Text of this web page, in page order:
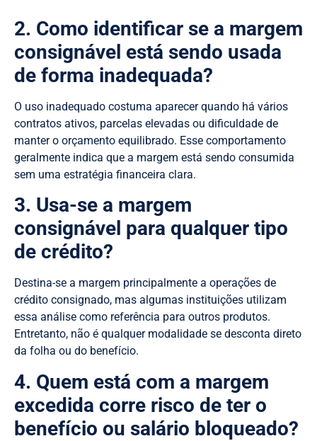
2. Como identificar se a margem
consignável está sendo usada
de forma inadequada?
O uso inadequado costuma aparecer quando há vários
contratos ativos, parcelas elevadas ou dificuldade de
manter o orçamento equilibrado. Esse comportamento
geralmente indica que a margem está sendo consumida
sem uma estratégia financeira clara.
3. Usa-se a margem
consignável para qualquer tipo
de crédito?
Destina-se a margem principalmente a operações de
crédito consignado, mas algumas instituições utilizam
essa análise como referência para outros produtos.
Entretanto, não é qualquer modalidade se desconta direto
da folha ou do benefício.
4. Quem está com a margem
excedida corre risco de ter o
benefício ou salário bloqueado?